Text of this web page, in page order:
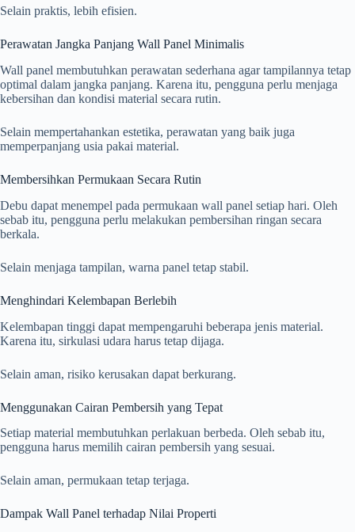
Selain praktis, lebih efisien.
Perawatan Jangka Panjang Wall Panel Minimalis
Wall panel membutuhkan perawatan sederhana agar tampilannya tetap
optimal dalam jangka panjang. Karena itu, pengguna perlu menjaga
kebersihan dan kondisi material secara rutin.
Selain mempertahankan estetika, perawatan yang baik juga
memperpanjang usia pakai material.
Membersihkan Permukaan Secara Rutin
Debu dapat menempel pada permukaan wall panel setiap hari. Oleh
sebab itu, pengguna perlu melakukan pembersihan ringan secara
berkala.
Selain menjaga tampilan, warna panel tetap stabil.
Menghindari Kelembapan Berlebih
Kelembapan tinggi dapat mempengaruhi beberapa jenis material.
Karena itu, sirkulasi udara harus tetap dijaga.
Selain aman, risiko kerusakan dapat berkurang.
Menggunakan Cairan Pembersih yang Tepat
Setiap material membutuhkan perlakuan berbeda. Oleh sebab itu,
pengguna harus memilih cairan pembersih yang sesuai.
Selain aman, permukaan tetap terjaga.
Dampak Wall Panel terhadap Nilai Properti